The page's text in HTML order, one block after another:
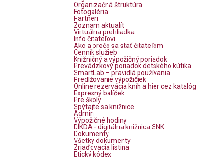
Organizačná štruktúra
Fotogaléria
Partneri
Zoznam aktualít
Virtuálna prehliadka
Info čitateľovi
Ako a prečo sa stať čitateľom
Cenník služieb
Knižničný a výpožičný poriadok
Prevádzkový poriadok detského kútika
SmartLab – pravidlá používania
Predlžovanie výpožičiek
Online rezervácia kníh a hier cez katalóg
Expresný balíček
Pre školy
Spýtajte sa knižnice
Admin
Výpožičné hodiny
DIKDA - digitálna knižnica SNK
Dokumenty
Všetky dokumenty
Zriaďovacia listina
Etický kódex